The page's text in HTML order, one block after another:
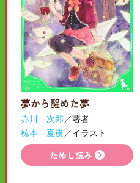
夢から醒めた夢
赤川 次郎／著者
椋本 夏夜／イラスト
ためし読み